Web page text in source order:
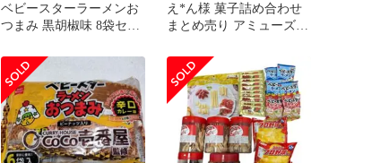
ベビースターラーメンお
つまみ 黒胡椒味 8袋セッ
え*ん様 菓子詰め合わせ
まとめ売り アミューズメ